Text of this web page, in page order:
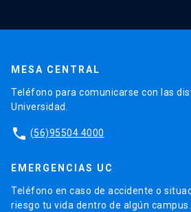
MESA CENTRAL
Teléfono para comunicarse con las
Universidad.
phone (56)95504 4000
EMERGENCIAS UC
Teléfono en caso de accidente o
riesgo tu vida dentro de algún campus.